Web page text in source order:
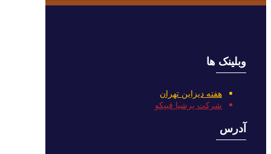
وبلینک ها
هفته دیزاین تهران
شرکت پرشیا فیپکو
آدرس